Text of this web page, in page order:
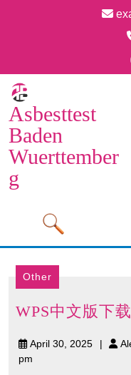
Asbesttest
Baden
Wuerttember
g
Other
WPS中文版下
April 30, 2025April
pm